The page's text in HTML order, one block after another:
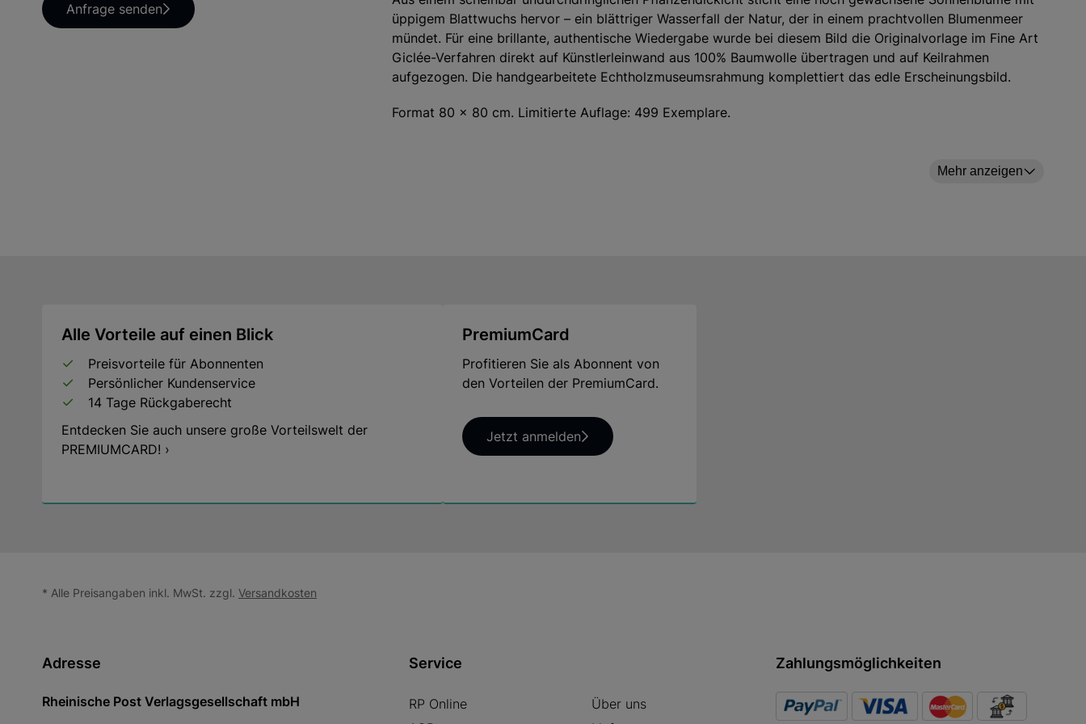
Anfrage senden
üppigem Blattwuchs hervor – ein blättriger Wasserfall der Natur, der in einem prachtvollen Blumenmeer
mündet. Für eine brillante, authentische Wiedergabe wurde bei diesem Bild die Originalvorlage im Fine Art
Giclée-Verfahren direkt auf Künstlerleinwand aus 100% Baumwolle übertragen und auf Keilrahmen
aufgezogen. Die handgearbeitete Echtholzmuseumsrahmung komplettiert das edle Erscheinungsbild.
Format 80 × 80 cm. Limitierte Auflage: 499 Exemplare.
Mehr anzeigen
Alle Vorteile auf einen Blick
Preisvorteile für Abonnenten
Persönlicher Kundenservice
14 Tage Rückgaberecht
Entdecken Sie auch unsere große Vorteilswelt der
PREMIUMCARD! ›
PremiumCard
Profitieren Sie als Abonnent von
den Vorteilen der PremiumCard.
Jetzt anmelden
* Alle Preisangaben inkl. MwSt. zzgl. Versandkosten
Adresse
Rheinische Post Verlagsgesellschaft mbH
Service
RP Online
Über uns
Zahlungsmöglichkeiten